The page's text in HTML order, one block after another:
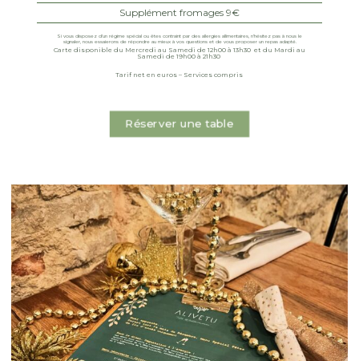
Supplément fromages 9€
Si vous disposez d’un régime spécial ou êtes contraint par des allergies allimentaires, n’hésitez pas à nous le
signaler, nous essaierons de répondre au mieux à vos questions et de vous proposer un repas adapté.
Carte disponible du Mercredi au Samedi de 12h00 à 13h30 et du Mardi au
Samedi de 19h00 à 21h30
Tarif net en euros – Services compris
Réserver une table